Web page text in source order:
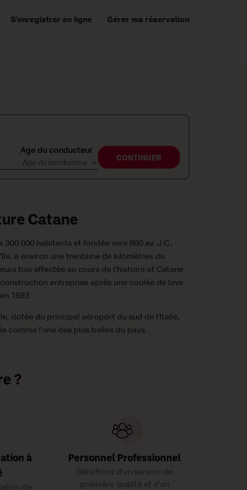
S’enregistrer en ligne Gérer ma réservation
Age du conducteur
CONTINUER
Catane
300 000 habitants et fondée vers 800 av. J.C.,
à environ une trentaine de kilomètres du
fois affectée au cours de l’histoire et Catane
entreprise après une coulée de lave
1693.
dotée du principal aéroport du sud de l’Italie,
comme l’une des plus belles du pays.
?
à
de
Personnel Professionnel
Bénéficiez d'un service de
première qualité et d'un